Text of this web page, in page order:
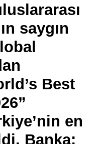
saygın
Best
en
Banka;